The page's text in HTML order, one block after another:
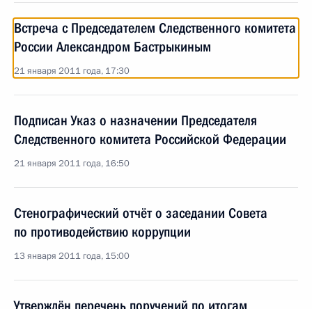
Встреча с Председателем Следственного комитета
России Александром Бастрыкиным
21 января 2011 года, 17:30
Подписан Указ о назначении Председателя
Следственного комитета Российской Федерации
21 января 2011 года, 16:50
Стенографический отчёт о заседании Совета
по противодействию коррупции
13 января 2011 года, 15:00
Утверждён перечень поручений по итогам